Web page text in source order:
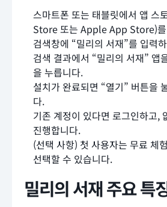
스마트폰 또는 태블릿에서 앱
Store 또는 Apple App Store)
검색창에 “밀리의 서재”를 입력
검색 결과에서 “밀리의 서재” 앱
을 누릅니다.
설치가 완료되면 “열기” 버튼을
다.
기존 계정이 있다면 로그인하고,
진행합니다.
(선택 사항) 첫 사용자는 무료 체
선택할 수 있습니다.
밀리의 서재 주요 특